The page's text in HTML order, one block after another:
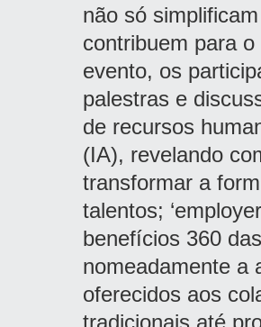
não só
contribuem para
evento, os
palestras e
de recursos
(IA), revelando
transformar a
talentos;
benefícios 360
nomeadamente a
oferecidos aos
tradicionais até